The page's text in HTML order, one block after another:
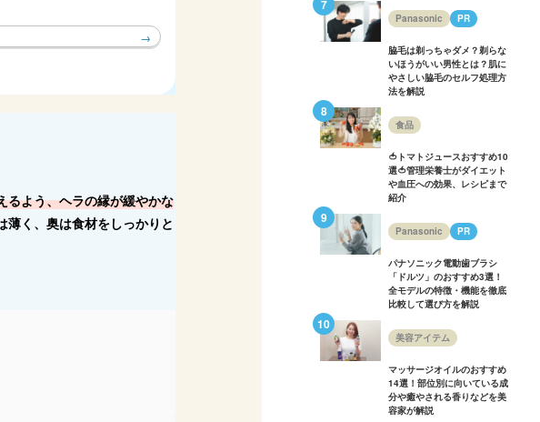
るよう、ヘラの縁が緩やかな
薄く、奥は食材をしっかりと
Panasonic PR
脇毛は剃っちゃダメ？剃らな
いほうがいい男性とは？肌に
やさしい脇毛のセルフ処理方
法を解説
食品
🍅トマトジュースおすすめ10
選🍅管理栄養士がダイエット
や血圧への効果、レシピまで
紹介
Panasonic PR
パナソニック電動歯ブラシ
「ドルツ」のおすすめ3選！
全モデルの特徴・機能を徹底
比較して選び方を解説
美容アイテム
マッサージオイルのおすすめ
14選！部位別に向いている成
分や癒やされる香りなどを美
容家が解説